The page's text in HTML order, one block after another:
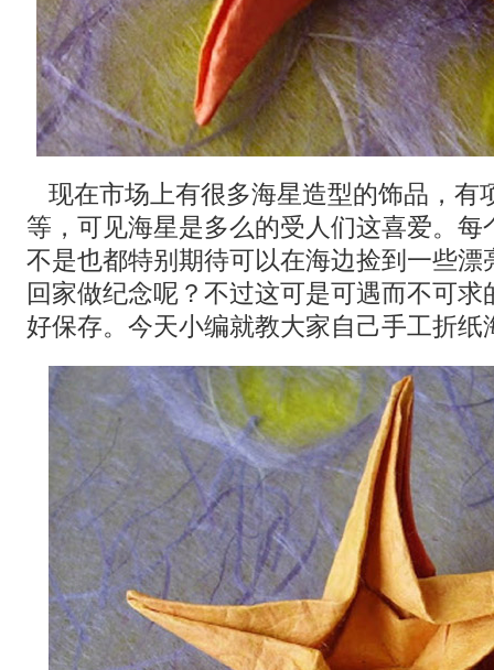
现在市场上有很多海星造型的饰品，有
等，可见海星是多么的受人们这喜爱。每
不是也都特别期待可以在海边捡到一些漂
回家做纪念呢？不过这可是可遇而不可求
好保存。今天小编就教大家自己手工折纸